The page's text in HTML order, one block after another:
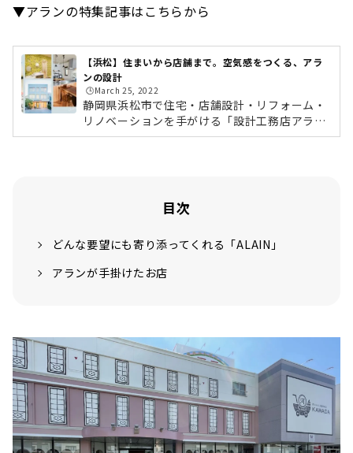
▼アランの特集記事はこちらから
【浜松】住まいから店舗まで。空気感をつくる、アラ
ンの設計
🕒️March 25, 2022
静岡県浜松市で住宅・店舗設計・リフォーム・
リノベーションを手がける「設計工務店アラ
ン」では、開業以来多くの店舗をプロデュース
新築だけでなく、店舗設計やリフォーム・リノ
ベーションも得意としており、建築からインテ
ます。http://alain.co.jp/
目次
どんな要望にも寄り添ってくれる「ALAIN」
アランが手掛けたお店